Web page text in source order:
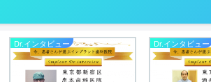
Dr.インタビュー Dr.インタビュー